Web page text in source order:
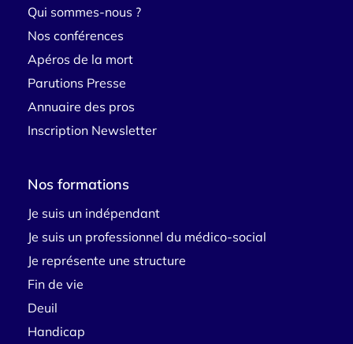
Qui sommes-nous ?
Nos conférences
Apéros de la mort
Parutions Presse
Annuaire des pros
Inscription Newsletter
Nos formations
Je suis un indépendant
Je suis un professionnel du médico-social
Je représente une structure
Fin de vie
Deuil
Handicap